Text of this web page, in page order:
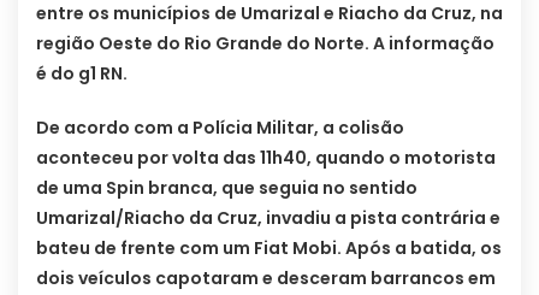
entre os municípios de Umarizal e Riacho da Cruz, na
região Oeste do Rio Grande do Norte. A informação
é do g1 RN.
De acordo com a Polícia Militar, a colisão
aconteceu por volta das 11h40, quando o motorista
de uma Spin branca, que seguia no sentido
Umarizal/Riacho da Cruz, invadiu a pista contrária e
bateu de frente com um Fiat Mobi. Após a batida, os
dois veículos capotaram e desceram barrancos em